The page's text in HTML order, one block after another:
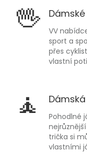
🖖
VV
sport a
přes
vlastní
🧘
Pohodlné
trička si
vlastními